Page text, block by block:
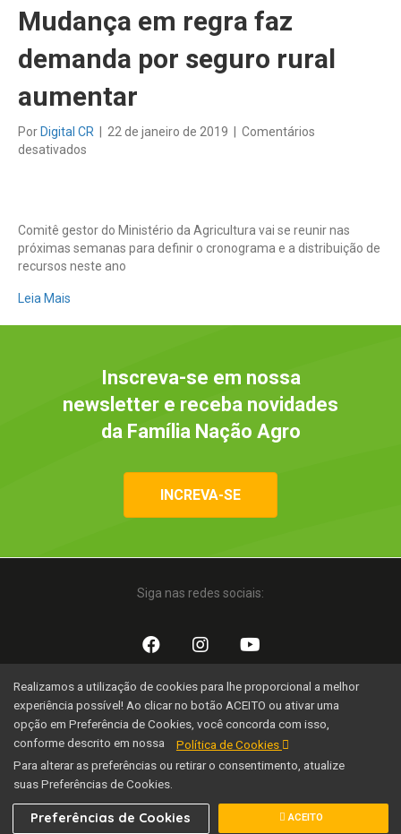
Mudança em regra faz
demanda por seguro rural
aumentar
Por Digital CR 22 de janeiro de 2019
Comentários
desativados
demanda
por
seguro
Comitê gestor do Ministério da Agricultura vai se reunir nas
próximas semanas para definir o cronograma e a distribuição de
recursos neste ano
Leia Mais
Inscreva-se em nossa
newsletter e receba novidades
da Família Nação Agro
INCREVA-SE
Siga nas redes sociais:
Uma iniciativa:
Família Nação Agro © 2020 Todos os direitos reservados.
Desenvolvido por SEOX
Realizamos a utilização de cookies para lhe proporcional a melhor
experiência possível! Ao clicar no botão ACEITO ou ativar uma
opção em Preferência de Cookies, você concorda com isso,
conforme descrito em nossa
Para alterar as preferências ou retirar o consentimento, atualize
suas Preferências de Cookies.
Política de Cookies
ACEITO
Preferências de Cookies